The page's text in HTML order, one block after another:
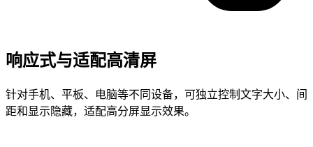
响应式与适配高清屏
针对手机、平板、电脑等不同设备，可独立控制文字大小、间
距和显示隐藏，适配高分屏显示效果。